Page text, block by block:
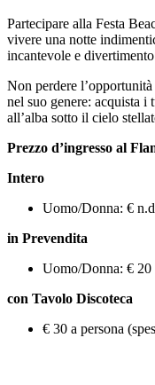
Partecipare alla Festa
vivere una notte
incantevole e
Non perdere
nel suo genere: acquista
all’alba sotto il cielo
Prezzo d’ingresso al
Intero
Uomo/Donna: €
in Prevendita
Uomo/Donna: €
con Tavolo Discoteca
€ 30 a persona